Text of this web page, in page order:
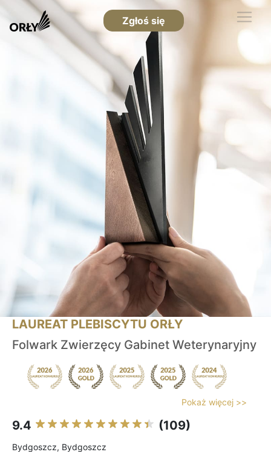
Zgłoś się
LAUREAT PLEBISCYTU ORŁY
Folwark Zwierzęcy Gabinet Weterynaryjny
Pokaż więcej >>
9.4 (109)
Bydgoszcz, Bydgoszcz